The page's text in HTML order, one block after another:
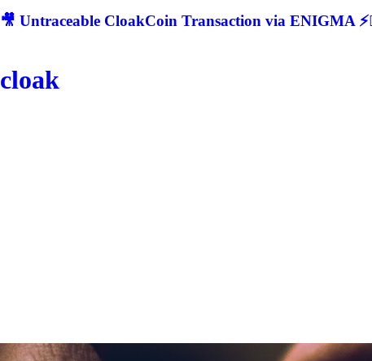
🎥 Untraceable CloakCoin Transaction via ENIGMA
cloak